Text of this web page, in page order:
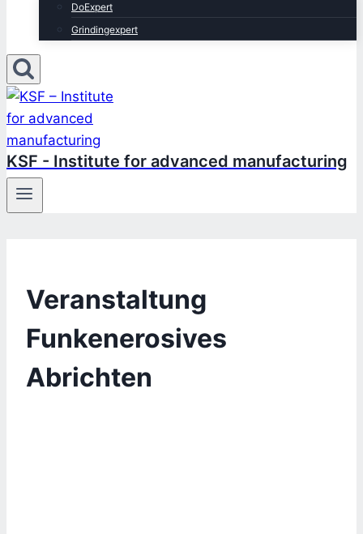
DoExpert
Grindingexpert
KSF - Institute for advanced manufacturing
Veranstaltung
Funkenerosives
Abrichten